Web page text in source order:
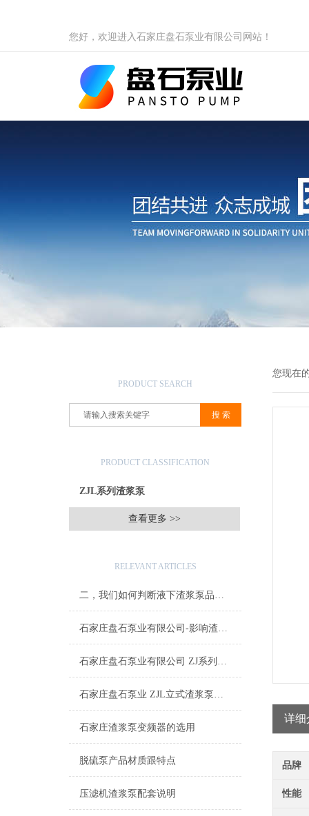
您好，欢迎进入石家庄盘石泵业有限公司网站！
PRODUCT SEARCH
PRODUCT CLASSIFICATION
ZJL系列渣浆泵
查看更多 >>
RELEVANT ARTICLES
二，我们如何判断液下渣浆泵品质的好坏？
石家庄盘石泵业有限公司-影响渣浆泵价格因素三.四
石家庄盘石泵业有限公司 ZJ系列渣浆泵工作原理
石家庄盘石泵业 ZJL立式渣浆泵与SP液下渣浆泵的区别
石家庄渣浆泵变频器的选用
脱硫泵产品材质跟特点
压滤机渣浆泵配套说明
您现在
详细
品牌
性能